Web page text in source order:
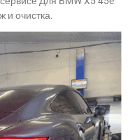
и очистка.